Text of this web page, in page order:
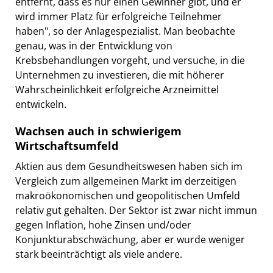
wird immer Platz für erfolgreiche Teilnehmer
haben", so der Anlagespezialist. Man beobachte
genau, was in der Entwicklung von
Krebsbehandlungen vorgeht, und versuche, in die
Unternehmen zu investieren, die mit höherer
Wahrscheinlichkeit erfolgreiche Arzneimittel
entwickeln.
Wachsen auch in schwierigem
Wirtschaftsumfeld
Aktien aus dem Gesundheitswesen haben sich im
Vergleich zum allgemeinen Markt im derzeitigen
makroökonomischen und geopolitischen Umfeld
relativ gut gehalten. Der Sektor ist zwar nicht immun
gegen Inflation, hohe Zinsen und/oder
Konjunkturabschwächung, aber er wurde weniger
stark beeinträchtigt als viele andere.